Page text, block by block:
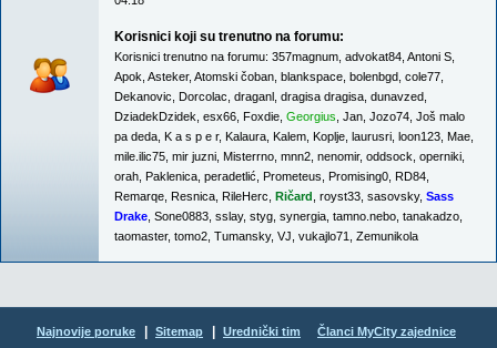
Korisnici koji su trenutno na forumu:
Korisnici trenutno na forumu: 357magnum advokat84 Antoni S
Apok Asteker, Atomski čoban blankspace bolenbgd cole77
Dekanovic Dorcolac draganl dragisa dragisa dunavzed
DziadekDzidek esx66 Foxdie Georgius Jan Jozo74 Još malo
pa deda K a s p e r, Kalaura Kalem Koplje laurusri loon123 Mae
mile.ilic75 mir juzni Misterrno mnn2 nenomir, oddsock operniki
orah Paklenica peradetlić Prometeus Promising0 RD84
Remarqe Resnica RileHerc Ričard royst33 sasovsky, Sass
Drake Sone0883 sslay, styg synergia tamno.nebo tanakadzo
taomaster, tomo2 Tumansky, VJ vukajlo71 Zemunikola
Najnovije poruke Sitemap Urednički tim Članci MyCity zajednice